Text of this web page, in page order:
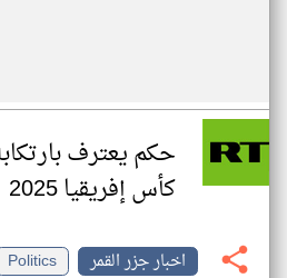
حكم يعترف
كأس إفريقيا 2025
اخبار جزر القمر
Politics